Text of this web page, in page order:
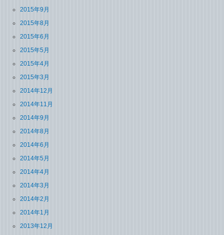
2015年9月
2015年8月
2015年6月
2015年5月
2015年4月
2015年3月
2014年12月
2014年11月
2014年9月
2014年8月
2014年6月
2014年5月
2014年4月
2014年3月
2014年2月
2014年1月
2013年12月